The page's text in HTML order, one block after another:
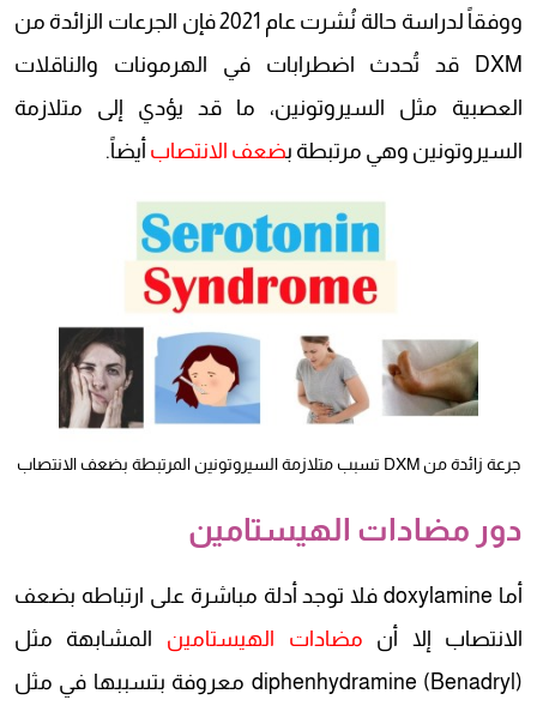
ووفقاً لدراسة حالة نُشرت عام 2021 فإن الجرعات الزائدة من
DXM قد تُحدث اضطرابات في الهرمونات والناقلات
العصبية مثل السيروتونين، ما قد يؤدي إلى متلازمة
السيروتونين وهي مرتبطة بضعف الانتصاب أيضاً.
جرعة زائدة من DXM تسبب متلازمة السيروتونين المرتبطة بضعف الانتصاب
دور مضادات الهيستامين
أما doxylamine فلا توجد أدلة مباشرة على ارتباطه بضعف
الانتصاب إلا أن مضادات الهيستامين المشابهة مثل
diphenhydramine (Benadryl) معروفة بتسببها في مثل